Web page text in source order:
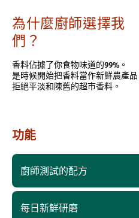
為什麼廚師選擇我
們？
香料佔據了你食物味道的99%。
是時候開始把香料當作新鮮農產
拒絕平淡和陳舊的超市香料。
功能
廚師測試的配方
每日新鮮研磨